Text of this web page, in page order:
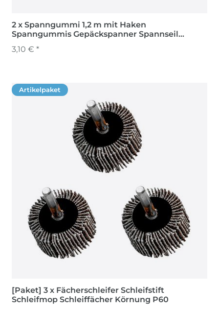
2 x Spanngummi 1,2 m mit Haken
Spanngummis Gepäckspanner Spannseil
3,10 € *
Artikelpaket
[Paket] 3 x Fächerschleifer Schleifstift
Schleifmop Schleiffächer Körnung P60